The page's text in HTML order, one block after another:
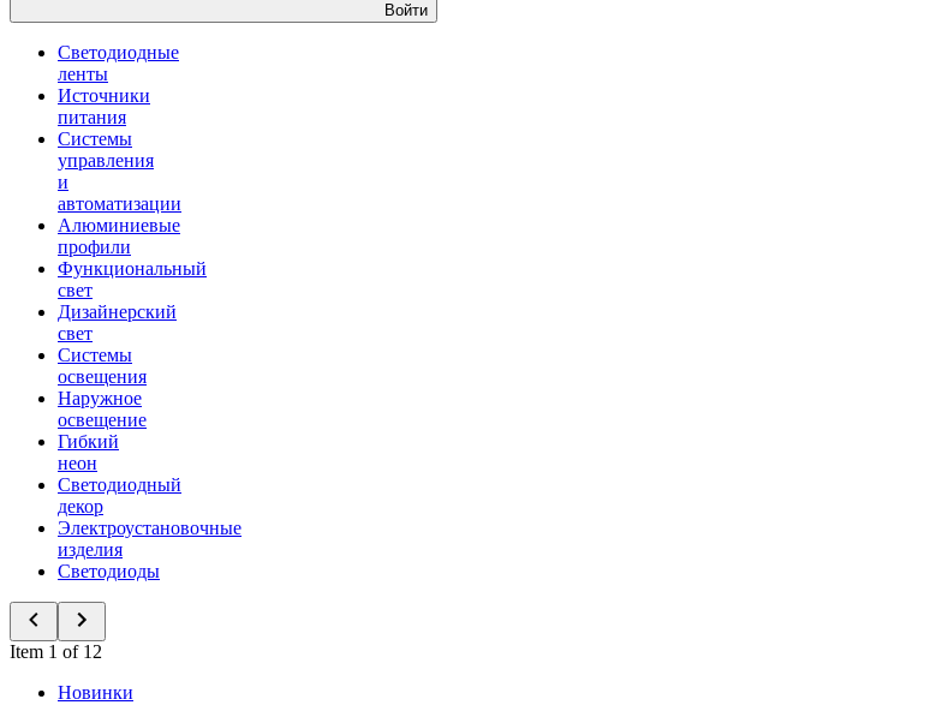
Войти
Светодиодные
ленты
Источники
питания
Системы
управления
и
автоматизации
Алюминиевые
профили
Функциональный
свет
Дизайнерский
свет
Системы
освещения
Наружное
освещение
Гибкий
неон
Светодиодный
декор
Электроустановочные
изделия
Светодиоды
Item 1 of 12
Новинки